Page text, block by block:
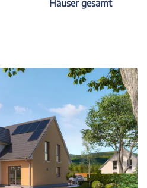
Häuser gesamt